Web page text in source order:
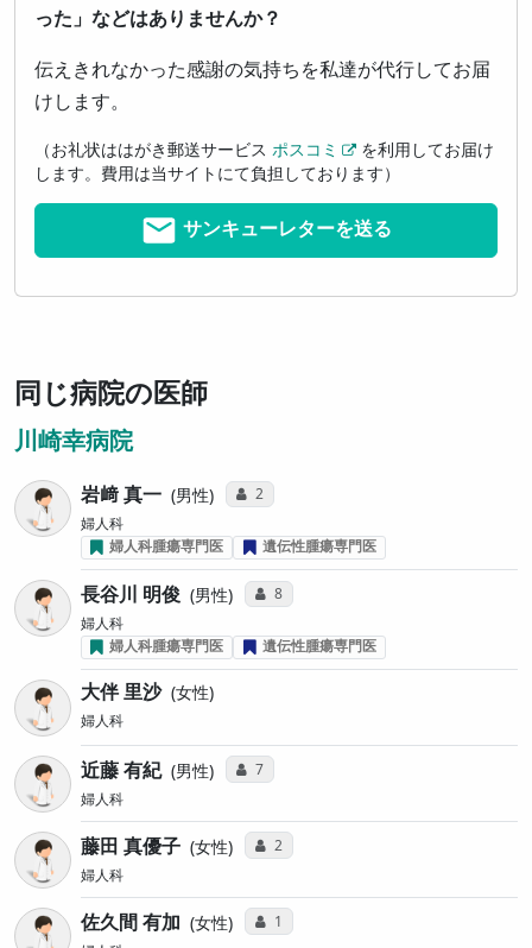
った」などはありませんか？
伝えきれなかった感謝の気持ちを私達が代行してお届
けします。
（お礼状ははがき郵送サービス ポスコミ
を利用してお届け
します。費用は当サイトにて負担しております）
サンキューレターを送る
同じ病院の医師
川崎幸病院
岩﨑 真一 男性 コミュニケーション・タイプ投票数
2
婦人科
婦人科腫瘍専門医
遺伝性腫瘍専門医
長谷川 明俊 男性 コミュニケーション・タイプ投票数
8
婦人科
婦人科腫瘍専門医
遺伝性腫瘍専門医
大伴 里沙 女性
婦人科
近藤 有紀 男性 コミュニケーション・タイプ投票数
7
婦人科
藤田 真優子 女性 コミュニケーション・タイプ投票数
2
婦人科
佐久間 有加 女性 コミュニケーション・タイプ投票数
1